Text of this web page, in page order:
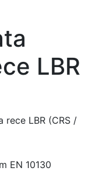
LBR
EN 10130